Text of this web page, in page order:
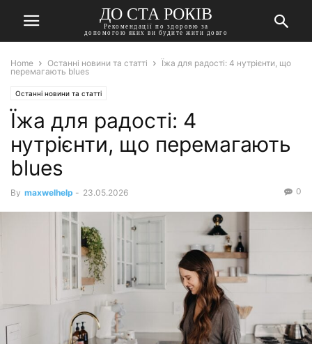
ДО СТА РОКІВ
Рекомендації по здоровю за
допомогою яких ви будите жити довго
Home Останні новини та статті
Їжа для радості: 4 нутрієнти, що
перемагають blues
Останні новини та статті
Їжа для радості: 4
нутрієнти, що перемагають
blues
By maxwelhelp - 23.05.2026 0